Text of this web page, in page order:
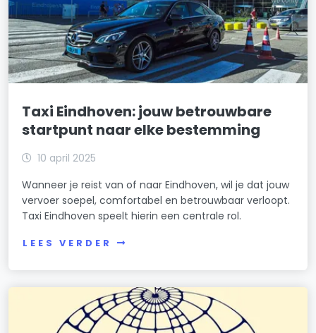
Taxi Eindhoven: jouw betrouwbare
startpunt naar elke bestemming
10 april 2025
Wanneer je reist van of naar Eindhoven, wil je dat jouw
vervoer soepel, comfortabel en betrouwbaar verloopt.
Taxi Eindhoven speelt hierin een centrale rol.
LEES VERDER